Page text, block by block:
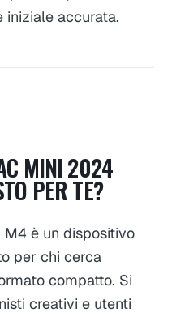
iniziale accurata.
MINI 2024
PER TE?
è un dispositivo
per chi cerca
compatto. Si
creativi e utenti